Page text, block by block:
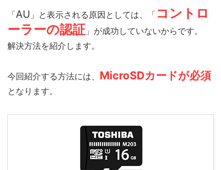
「 AU 」と表示される原因としては、「 コントロ
ーラーの認証 」が成功していないからです。
解決方法を紹介します。
今回紹介する方法には、 MicroSDカードが必須
となります。